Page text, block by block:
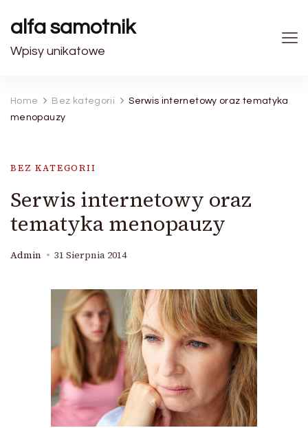
alfa samotnik
Wpisy unikatowe
Home Bez kategorii
Serwis internetowy oraz tematyka
menopauzy
BEZ KATEGORII
Serwis internetowy oraz
tematyka menopauzy
Admin 31 Sierpnia 2014